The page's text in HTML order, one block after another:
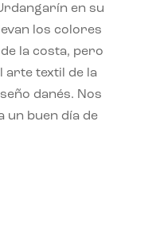
en su
los colores
la costa, pero
arte textil de la
danés. Nos
un buen día de